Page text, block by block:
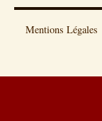
Mentions Légales